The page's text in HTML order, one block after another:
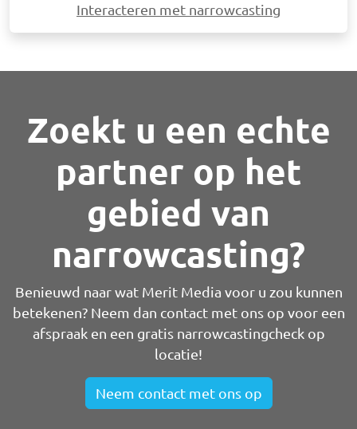
Interacteren met narrowcasting
Zoekt u een echte
partner op het
gebied van
narrowcasting?
Benieuwd naar wat Merit Media voor u zou kunnen
betekenen? Neem dan contact met ons op voor een
afspraak en een gratis narrowcastingcheck op
locatie!
Neem contact met ons op